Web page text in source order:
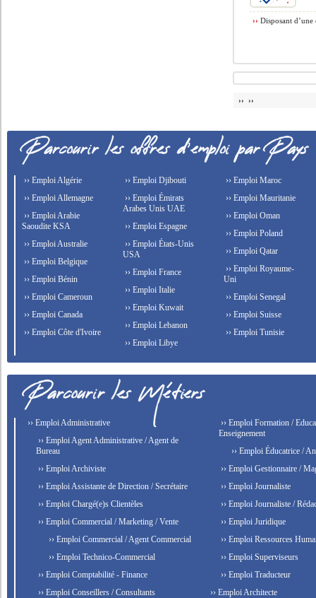
›› Disposant
›› ››
›› Emploi Algérie
›› Emploi Allemagne
›› Emploi Arabie
Saoudite KSA
›› Emploi Australie
›› Emploi Belgique
›› Emploi Bénin
›› Emploi Cameroun
›› Emploi Canada
›› Emploi Côte d'Ivoire
›› Emploi Djibouti
›› Emploi Émirats
Arabes Unis UAE
›› Emploi Espagne
›› Emploi États-Unis
USA
›› Emploi France
›› Emploi Italie
›› Emploi Kuwait
›› Emploi Lebanon
›› Emploi Libye
›› Emploi Maroc
›› Emploi Mauritanie
›› Emploi Oman
›› Emploi Poland
›› Emploi Qatar
›› Emploi Royaume-
Uni
›› Emploi Senegal
›› Emploi Suisse
›› Emploi Tunisie
›› Emploi Administrative
›› Emploi Agent Administrative / Agent de
Bureau
›› Emploi Archiviste
›› Emploi Assistante de Direction / Secrétaire
›› Emploi Chargé(e)s Clientèles
›› Emploi Commercial / Marketing / Vente
›› Emploi Commercial / Agent Commercial
›› Emploi Technico-Commercial
›› Emploi Comptabilité - Finance
›› Emploi Conseillers / Consultants
›› Emploi Formation /
Enseignement
›› Emploi Éducatrice /
›› Emploi Gestionnaire /
›› Emploi Journaliste
›› Emploi Journaliste /
›› Emploi Juridique
›› Emploi Ressources
›› Emploi Superviseurs
›› Emploi Traducteur
›› Emploi Architecte